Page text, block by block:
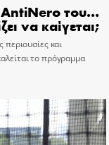
AntiNero του…
να καίγεται;
περιουσίες και
το πρόγραμμα